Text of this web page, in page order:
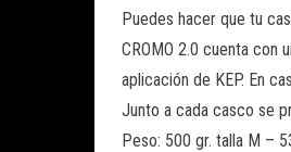
Puedes hacer que tu
CROMO 2.0 cuenta con
aplicación de KEP. En
Junto a cada casco se
Peso: 500 gr. talla M –